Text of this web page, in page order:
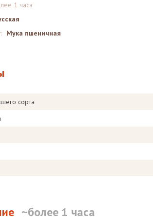
1 часа
Мука пшеничная
сорта
~более 1 часа